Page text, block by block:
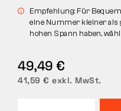
Empfehlung: Für
eine Nummer kleiner als
hohen Spann haben,
49,49 €
41,59 € exkl. MwSt.